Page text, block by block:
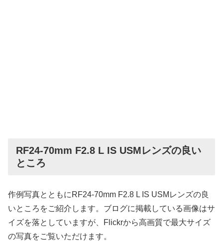
RF24-70mm F2.8 L IS USMレンズの良い
ところ
作例写真とともにRF24-70mm F2.8 L IS USMレンズの良
いところをご紹介します。ブログに掲載している画像はサ
イズを落としていますが、Flickrから高画質で最大サイズ
の写真をご覧いただけます。